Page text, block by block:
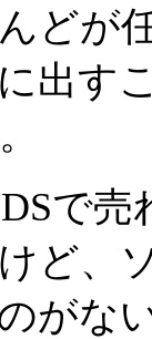
どが
出す
で売
ど、
がな